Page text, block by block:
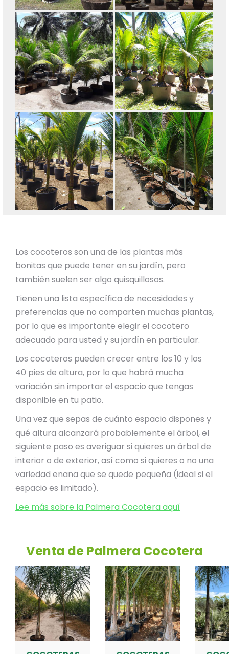
Los cocoteros son una de las plantas más
bonitas que puede tener en su jardín, pero
también suelen ser algo quisquillosos.
Tienen una lista específica de necesidades y
preferencias que no comparten muchas plantas,
por lo que es importante elegir el cocotero
adecuado para usted y su jardín en particular.
Los cocoteros pueden crecer entre los 10 y los
40 pies de altura, por lo que habrá mucha
variación sin importar el espacio que tengas
disponible en tu patio.
Una vez que sepas de cuánto espacio dispones y
qué altura alcanzará probablemente el árbol, el
siguiente paso es averiguar si quieres un árbol de
interior o de exterior, así como si quieres o no una
variedad enana que se quede pequeña (ideal si el
espacio es limitado).
Lee más sobre la Palmera Cocotera aquí
Venta de Palmera Cocotera